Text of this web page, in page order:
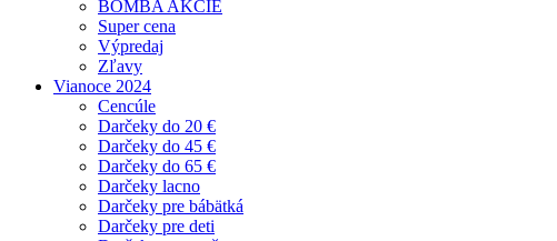
BOMBA AKCIE
Super cena
Výpredaj
Zľavy
Vianoce 2024
Cencúle
Darčeky do 20 €
Darčeky do 45 €
Darčeky do 65 €
Darčeky lacno
Darčeky pre bábätká
Darčeky pre deti